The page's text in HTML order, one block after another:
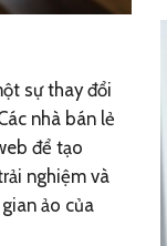
sự thay đổi
nhà bán lẻ
để tạo
nghiệm và
ảo của